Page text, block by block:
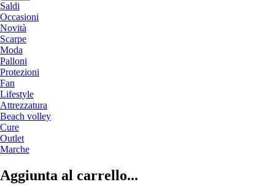
Saldi
Occasioni
Novità
Scarpe
Moda
Palloni
Protezioni
Fan
Lifestyle
Attrezzatura
Beach volley
Cure
Outlet
Marche
Aggiunta al carrello...